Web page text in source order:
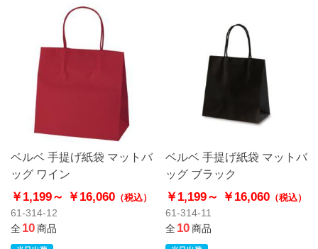
ベルベ 手提げ紙袋 マットバ
ッグ ワイン
￥1,199～ ￥16,060 （税込）
61-314-12
全10商品
ベルベ 手提げ紙袋 マットバ
ッグ ブラック
￥1,199～ ￥16,060（税込）
61-314-11
全10商品